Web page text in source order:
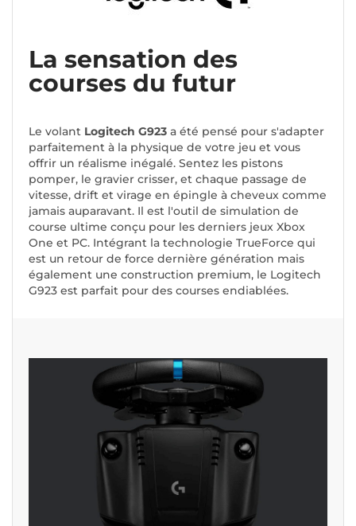
La sensation des
courses du futur
Le volant Logitech G923 a été pensé pour s'adapter
parfaitement à la physique de votre jeu et vous
offrir un réalisme inégalé. Sentez les pistons
pomper, le gravier crisser, et chaque passage de
vitesse, drift et virage en épingle à cheveux comme
jamais auparavant. Il est l'outil de simulation de
course ultime conçu pour les derniers jeux Xbox
One et PC. Intégrant la technologie TrueForce qui
est un retour de force dernière génération mais
également une construction premium, le Logitech
G923 est parfait pour des courses endiablées.